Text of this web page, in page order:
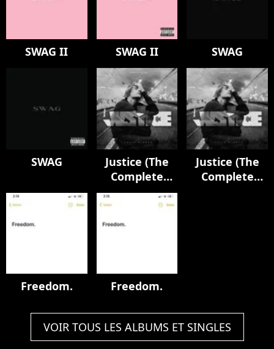
SWAG II SWAG II SWAG
SWAG
Justice (The
Complete
Edition)
Justice (The
Complete
Freedom. Freedom.
VOIR TOUS LES ALBUMS ET SINGLES